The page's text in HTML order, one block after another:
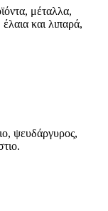
μέταλλα,
και λιπαρά,
ψευδάργυρος,